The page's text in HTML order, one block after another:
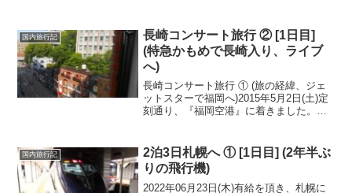
行く、初めての沖縄旅行 ④ (波の上ビー
チに...
国内旅行記
長崎コンサート旅行 ② [1日目]
(特急かもめで長崎入り、ライブ
へ)
長崎コンサート旅行 ① (旅の経緯、ジェ
ットスターで福岡へ)2015年5月2日(土)定
刻通り、『福岡空港』に着きました。
機を乗り降りするのは初めてです。やは
り、大きな...
国内旅行記
2泊3日札幌へ ① [1日目] (2年半ぶ
りの飛行機)
2022年06月23日(木)有給を頂き、札幌に